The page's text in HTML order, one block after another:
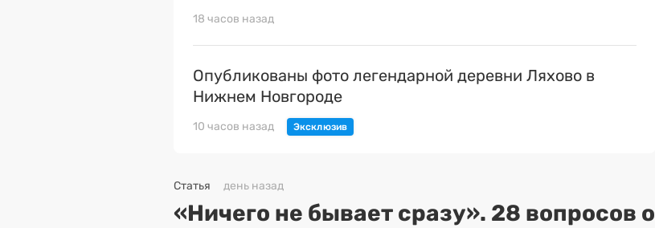
18 часов назад
Опубликованы фото легендарной деревни Ляхово в
Нижнем Новгороде
10 часов назад
Статья день назад
«Ничего не бывает сразу». 28 вопросов о